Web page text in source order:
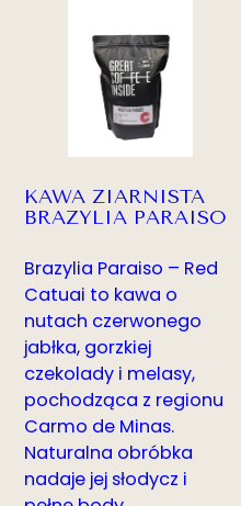
45.00zł
do
KAWA ZIARNISTA
BRAZYLIA PARAISO
Brazylia Paraiso – Red
Catuai to kawa o
nutach czerwonego
jabłka, gorzkiej
czekolady i melasy,
pochodząca z regionu
Carmo de Minas.
Naturalna obróbka
nadaje jej słodycz i